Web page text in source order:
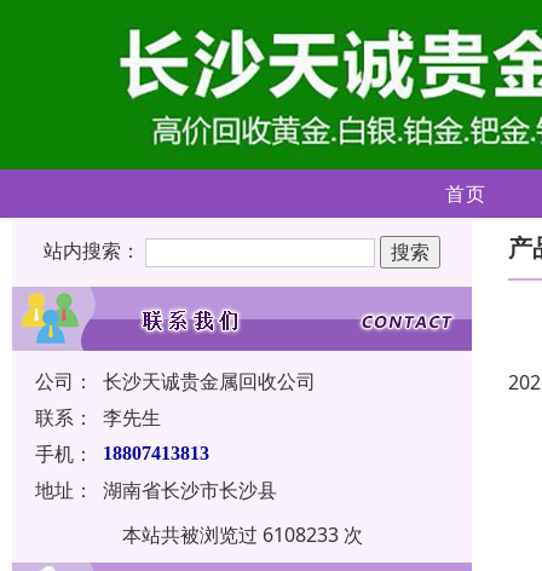
首页
站内搜索：
公司：
长沙天诚贵金属回收公司
联系：
李先生
手机：
18807413813
地址：
湖南省长沙市长沙县
本站共被浏览过 6108233 次
产